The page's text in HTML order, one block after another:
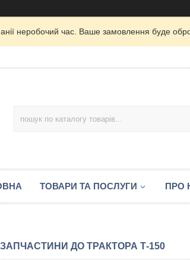
неробочий час. Ваше замовлення буде
ТОВАРИ ТА ПОСЛУГИ ПРО
ЗАПЧАСТИНИ ДО ТРАКТОРА Т-150